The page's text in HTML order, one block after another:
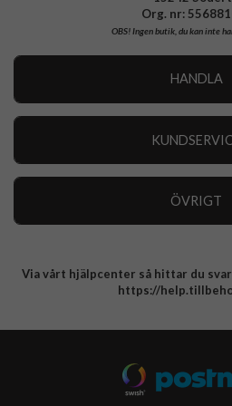
Org. nr:
OBS!Ingen butik, du kan inte
HANDLA
ÖVRIGT
Integritetspolicy
Via vårt hjälpcenter så hittar du
https://